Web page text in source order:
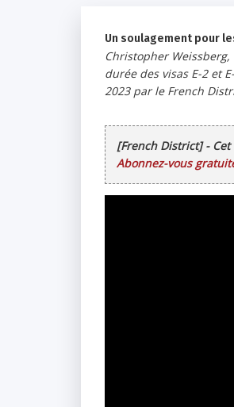
Un soulagement pour
Christopher
durée des visas E-2 et
2023 par le French
[French District] -
Abonnez-vous